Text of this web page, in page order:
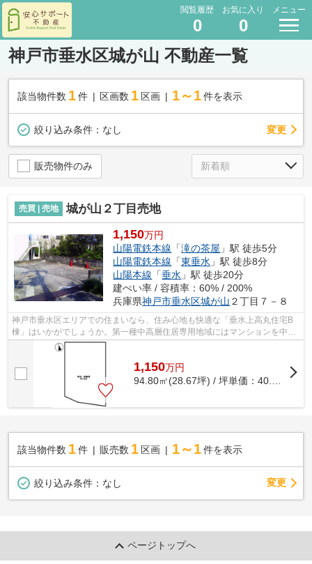
閲覧履歴
0
お気に入り
0
メニュー
神戸市垂水区城が山 不動産一覧
該当物件数 1件 区画数 1 区画 1～1 件を表示
絞り込み条件： なし 変更
販売物件のみ
売買 | 売地 城が山２丁目売地
1,150万円
山陽電鉄本線 「滝の茶屋 」駅 徒歩5分
山陽電鉄本線 「東垂水 」駅 徒歩8分
山陽本線 「垂水 」駅 徒歩20分
建ぺい率 / 容積率：60% / 200%
兵庫県神戸市垂水区城が山 ２丁目７－８
神戸市垂水区エリアでの住まいなら、住み心地も快適な「垂水上高丸住宅B
棟」はいかがでしょうか。第一種中高層住居専用地域にはマンションを中心
として、病院、大学、500平方メートル...
1,150万円
94.80㎡(28.67坪) / 坪単価：40.11 万円
該当物件数 1件 販売数 1 区画 1～1 件を表示
絞り込み条件： なし 変更
ページトップへ